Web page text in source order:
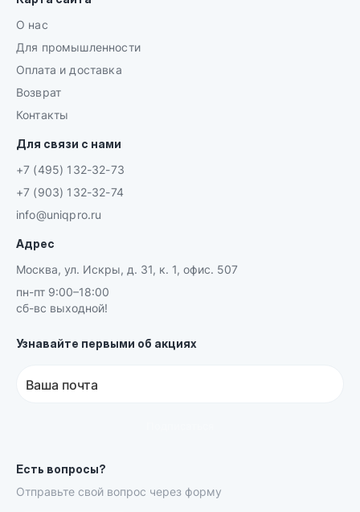
О нас
Для промышленности
Оплата и доставка
Возврат
Контакты
Для связи с нами
+7 (495) 132-32-73
+7 (903) 132-32-74
info@uniqpro.ru
Адрес
Москва, ул. Искры, д. 31, к. 1, офис. 507
пн-пт 9:00–18:00
сб-вс выходной!
Узнавайте первыми об акциях
Ваша почта
Есть вопросы?
Отправьте свой вопрос через форму